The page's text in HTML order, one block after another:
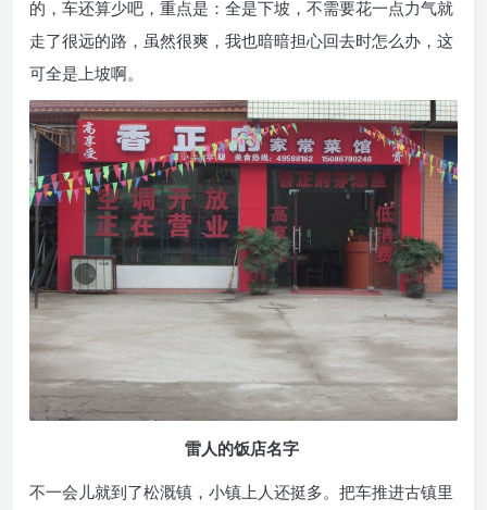
的，车还算少吧，重点是：全是下坡，不需要花一点力气就
走了很远的路，虽然很爽，我也暗暗担心回去时怎么办，这
可全是上坡啊。
雷人的饭店名字
不一会儿就到了松溉镇，小镇上人还挺多。把车推进古镇里